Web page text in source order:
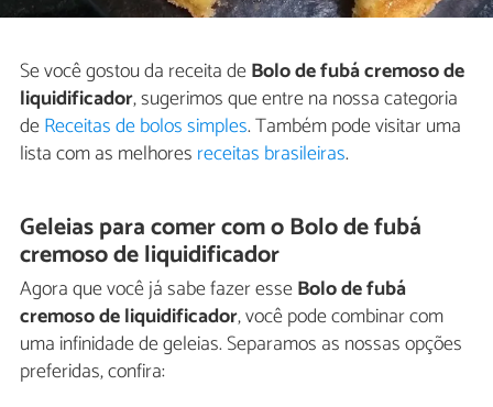
Se você gostou da receita deBolo de fubá cremoso de
liquidificador, sugerimos que entre na nossa categoria
deReceitas de bolos simples. Também pode visitar uma
lista com as melhores receitas brasileiras.
Geleias para comer com o Bolo de fubá
cremoso de liquidificador
Agora que você já sabe fazer esseBolo de fubá
cremoso de liquidificador, você pode combinar com
uma infinidade de geleias. Separamos as nossas opções
preferidas, confira: